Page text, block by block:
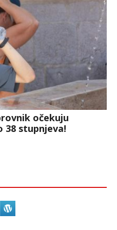
očekuju
38 stupnjeva!